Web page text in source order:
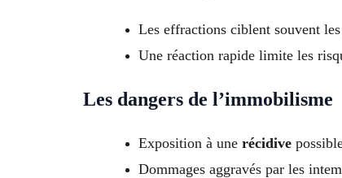
Les effractions ciblent souvent
Une réaction rapide limite les
Les dangers de l’immobilisme
Exposition à une récidive
Dommages aggravés par les